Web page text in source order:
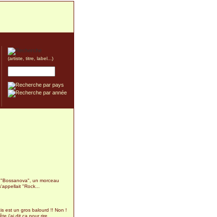
(artiste, titre, label...)
un morceau
"Rock...
est un gros balourd !! Non !
j'ai dit ça pour rire...